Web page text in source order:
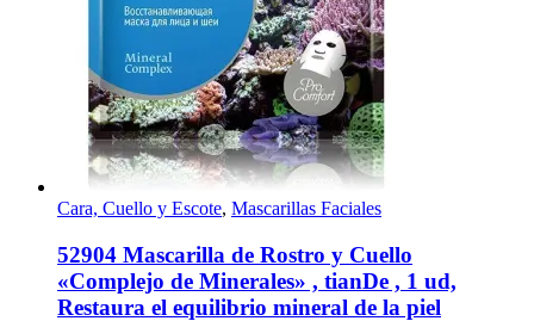
Cara, Cuello y Escote, Mascarillas Faciales
52904 Mascarilla de Rostro y Cuello
«Complejo de Minerales» , tianDe , 1 ud,
Restaura el equilibrio mineral de la piel